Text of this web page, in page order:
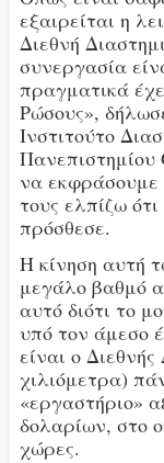
εξαιρείται η
Διεθνή
συνεργασία
πραγματικά
Ρώσους»,
Ινστιτούτο
Πανεπιστημίου
να εκφράσουμε
τους ελπίζω
πρόσθεσε.
Η κίνηση αυτή
μεγάλο βαθμό
αυτό διότι το
υπό τον άμεσο
είναι ο
χιλιόμετρα)
«εργαστήριο»
δολαρίων, στο
χώρες.